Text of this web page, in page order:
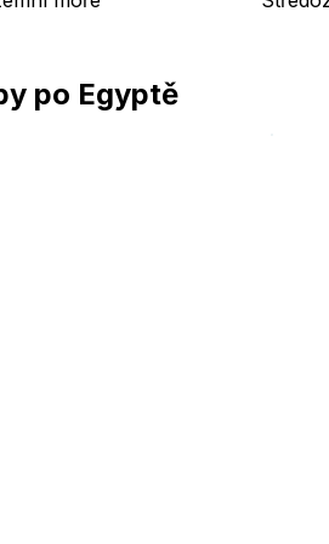
po Egyptě